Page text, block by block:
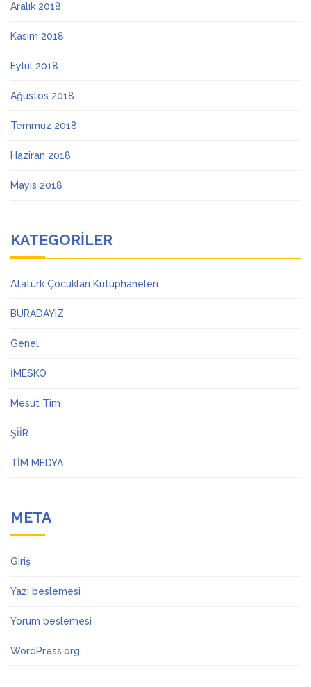
Aralık 2018
Kasım 2018
Eylül 2018
Ağustos 2018
Temmuz 2018
Haziran 2018
Mayıs 2018
KATEGORILER
Atatürk Çocukları Kütüphaneleri
BURADAYIZ
Genel
İMESKO
Mesut Tim
ŞİİR
TİM MEDYA
META
Giriş
Yazı beslemesi
Yorum beslemesi
WordPress.org